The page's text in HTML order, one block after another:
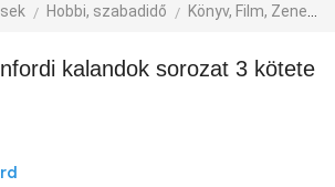
Hobbi, szabadidő Könyv, Film, Zene